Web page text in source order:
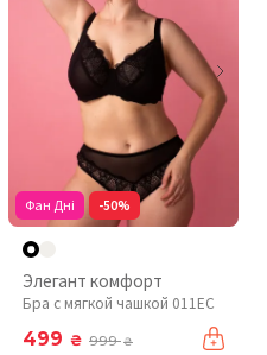
Фан Дні -50%
Элегант комфорт
Бра с мягкой чашкой 011EC
499 ₴ 999₴